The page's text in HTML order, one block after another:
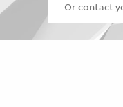
Or contact